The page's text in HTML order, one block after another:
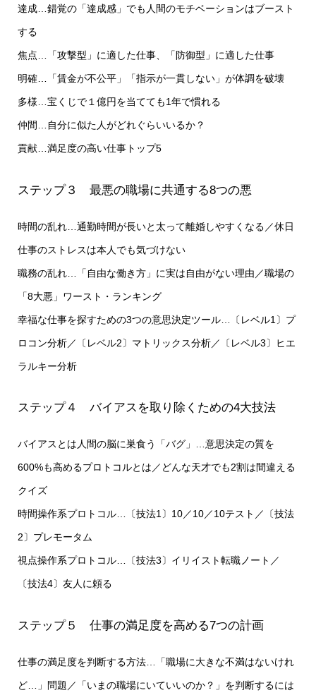
達成…錯覚の「達成感」でも人間のモチベーションはブースト
する
焦点…「攻撃型」に適した仕事、「防御型」に適した仕事
明確…「賃金が不公平」「指示が一貫しない」が体調を破壊
多様…宝くじで１億円を当てても1年で慣れる
仲間…自分に似た人がどれぐらいいるか？
貢献…満足度の高い仕事トップ5
ステップ３ 最悪の職場に共通する8つの悪
時間の乱れ…通勤時間が長いと太って離婚しやすくなる／休日
仕事のストレスは本人でも気づけない
職務の乱れ…「自由な働き方」に実は自由がない理由／職場の
「8大悪」ワースト・ランキング
幸福な仕事を探すための3つの意思決定ツール…〔レベル1〕プ
ロコン分析／〔レベル2〕マトリックス分析／〔レベル3〕ヒエ
ラルキー分析
ステップ４ バイアスを取り除くための4大技法
バイアスとは人間の脳に巣食う「バグ」…意思決定の質を
600%も高めるプロトコルとは／どんな天才でも2割は間違える
クイズ
時間操作系プロトコル…〔技法1〕10／10／10テスト／〔技法
2〕プレモータム
視点操作系プロトコル…〔技法3〕イリイスト転職ノート／
〔技法4〕友人に頼る
ステップ５ 仕事の満足度を高める7つの計画
仕事の満足度を判断する方法…「職場に大きな不満はないけれ
ど…」問題／「いまの職場にいていいのか？」を判断するには